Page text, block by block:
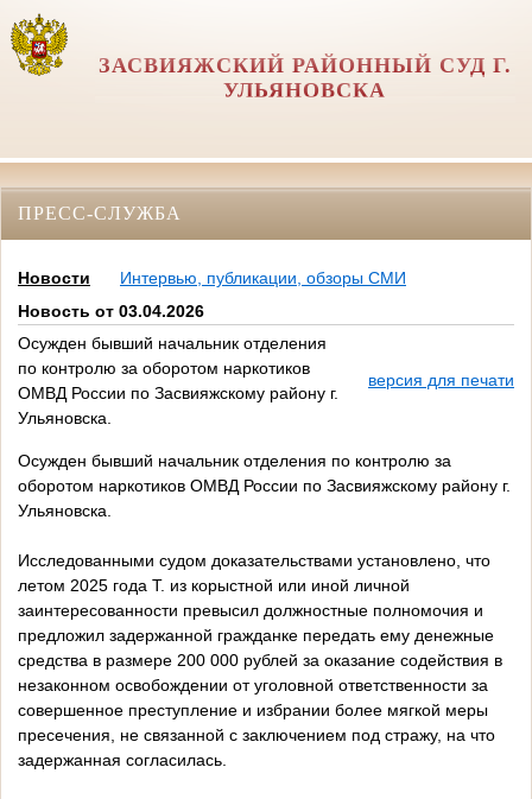
ЗАСВИЯЖСКИЙ РАЙОННЫЙ СУД Г.
УЛЬЯНОВСКА
ПРЕСС-СЛУЖБА
Новости
Интервью, публикации, обзоры СМИ
Новость от 03.04.2026
Осужден бывший начальник отделения
по контролю за оборотом наркотиков
ОМВД России по Засвияжскому району г.
Ульяновска.
версия для печати
Осужден бывший начальник отделения по контролю за
оборотом наркотиков ОМВД России по Засвияжскому району г.
Ульяновска.
Исследованными судом доказательствами установлено, что
летом 2025 года Т. из корыстной или иной личной
заинтересованности превысил должностные полномочия и
предложил задержанной гражданке передать ему денежные
средства в размере 200 000 рублей за оказание содействия в
незаконном освобождении от уголовной ответственности за
совершенное преступление и избрании более мягкой меры
пресечения, не связанной с заключением под стражу, на что
задержанная согласилась.